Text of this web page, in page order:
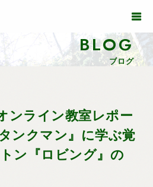
BLOG
ブログ
ンライン教室レポー
ンクマン』に学ぶ覚
ン『ロビング』の